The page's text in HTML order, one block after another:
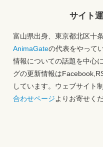
サイト
富山県出身、東京都北区十
AnimaGateの代表をやって
情報についての話題を中心
グの更新情報は
しています。ウェブサイト
合わせページよりお寄せくだ